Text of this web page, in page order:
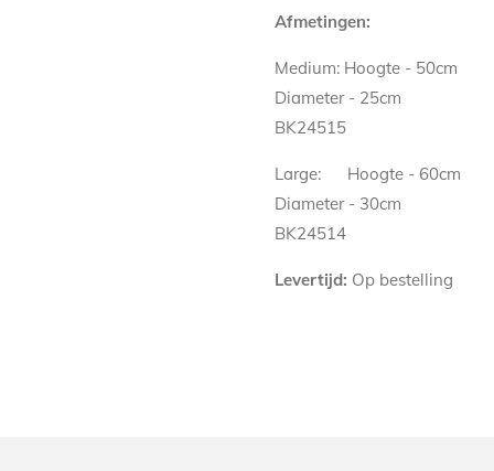
Afmetingen:
Medium: Hoogte - 50cm
Diameter - 25cm
BK24515
Large: Hoogte - 60cm
Diameter - 30cm
BK24514
Levertijd: Op bestelling